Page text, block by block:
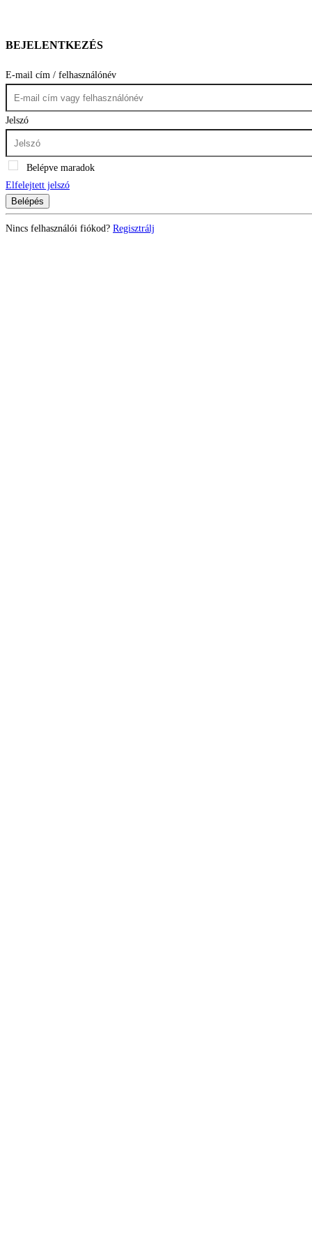
BEJELENTKEZÉS
E-mail cím / felhasználónév
Jelszó
Belépve maradok
Elfelejtett jelszó
Belépés
Nincs felhasználói fiókod? Regisztrálj